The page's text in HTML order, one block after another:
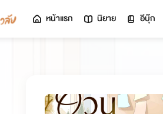
หน้าแรก นิยาย อีบุ๊ก